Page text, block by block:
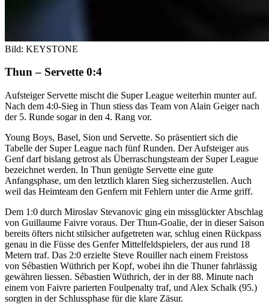
Bild: KEYSTONE
Thun – Servette 0:4
Aufsteiger Servette mischt die Super League weiterhin munter auf.
Nach dem 4:0-Sieg in Thun stiess das Team von Alain Geiger nach
der 5. Runde sogar in den 4. Rang vor.
Young Boys, Basel, Sion und Servette. So präsentiert sich die
Tabelle der Super League nach fünf Runden. Der Aufsteiger aus
Genf darf bislang getrost als Überraschungsteam der Super League
bezeichnet werden. In Thun genügte Servette eine gute
Anfangsphase, um den letztlich klaren Sieg sicherzustellen. Auch
weil das Heimteam den Genfern mit Fehlern unter die Arme griff.
Dem 1:0 durch Miroslav Stevanovic ging ein missglückter Abschlag
von Guillaume Faivre voraus. Der Thun-Goalie, der in dieser Saison
bereits öfters nicht stilsicher aufgetreten war, schlug einen Rückpass
genau in die Füsse des Genfer Mittelfeldspielers, der aus rund 18
Metern traf. Das 2:0 erzielte Steve Rouiller nach einem Freistoss
von Sébastien Wüthrich per Kopf, wobei ihn die Thuner fahrlässig
gewähren liessen. Sébastien Wüthrich, der in der 88. Minute nach
einem von Faivre parierten Foulpenalty traf, und Alex Schalk (95.)
sorgten in der Schlussphase für die klare Zäsur.